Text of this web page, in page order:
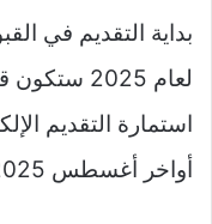
بداية التقديم في
لعام 2025
استمارة التقديم
أواخر أغسطس 2025 أو بداية سبتمبر 2025.